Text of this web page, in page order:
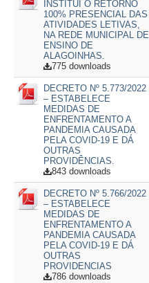
INSTITUI O RETORNO
100% PRESENCIAL DAS
ATIVIDADES LETIVAS,
NA REDE MUNICIPAL DE
ENSINO DE
ALAGOINHAS.
775 downloads
DECRETO Nº 5.773/2022
– ESTABELECE
MEDIDAS DE
ENFRENTAMENTO A
PANDEMIA CAUSADA
PELA COVID-19 E DÁ
OUTRAS
PROVIDÊNCIAS.
843 downloads
DECRETO Nº 5.766/2022
– ESTABELECE
MEDIDAS DE
ENFRENTAMENTO A
PANDEMIA CAUSADA
PELA COVID-19 E DÁ
OUTRAS
PROVIDENCIAS
786 downloads